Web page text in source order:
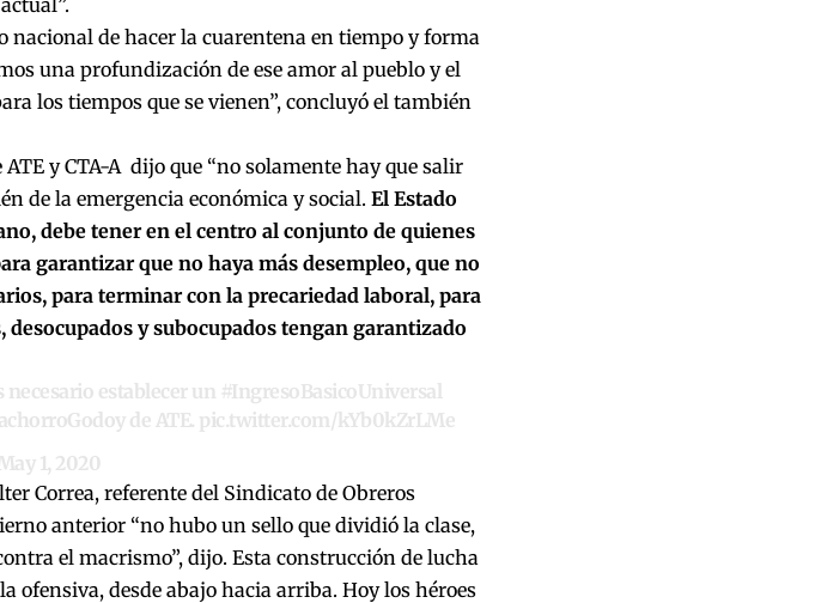
nacional de hacer la cuarentena en tiempo y forma
una profundización de ese amor al pueblo y el
los tiempos que se vienen”, concluyó el también
y CTA-A dijo que “no solamente hay que salir
de la emergencia económica y social. El Estado
debe tener en el centro al conjunto de quienes
garantizar que no haya más desempleo, que no
para terminar con la precariedad laboral, para
y subocupados tengan garantizado
necesario establecer un #IngresoBasicoUniversal
de ATE. pic.twitter.com/kYb0kZrLMe
May 1, 2020
Correa, referente del Sindicato de Obreros
anterior “no hubo un sello que dividió la clase,
el macrismo”, dijo. Esta construcción de lucha
ofensiva, desde abajo hacia arriba. Hoy los héroes